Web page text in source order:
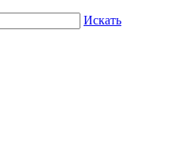
Искать